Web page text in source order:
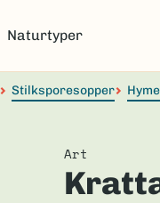
Naturtyper
Stilksporesopper
Art